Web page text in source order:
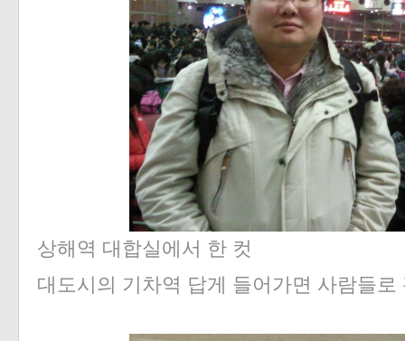
상해역 대합실에서 한 컷
대도시의 기차역 답게 들어가면 사람들로